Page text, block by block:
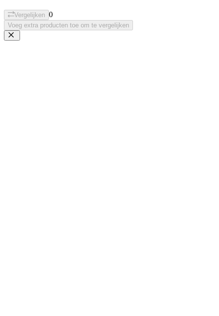
Vergelijken 0
Voeg extra producten toe om te vergelijken